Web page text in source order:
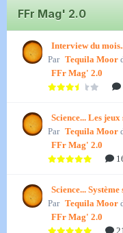
FFr Mag' 2.0
Interview du
Par Tequila Moor
FFr Mag' 2.0
Science... Les
Par Tequila Moor
FFr Mag' 2.0
Science...
Par Tequila Moor
FFr Mag' 2.0
21